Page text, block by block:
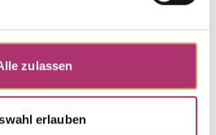
zulassen
erlauben
750 · Amethyst · Brillant